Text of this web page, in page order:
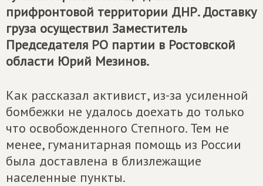
прифронтовой территории ДНР. Доставку
груза осуществил Заместитель
Председателя РО партии в Ростовской
области Юрий Мезинов.
Как рассказал активист, из-за усиленной
бомбежки не удалось доехать до только
что освобожденного Степного. Тем не
менее, гуманитарная помощь из России
была доставлена в близлежащие
населенные пункты.